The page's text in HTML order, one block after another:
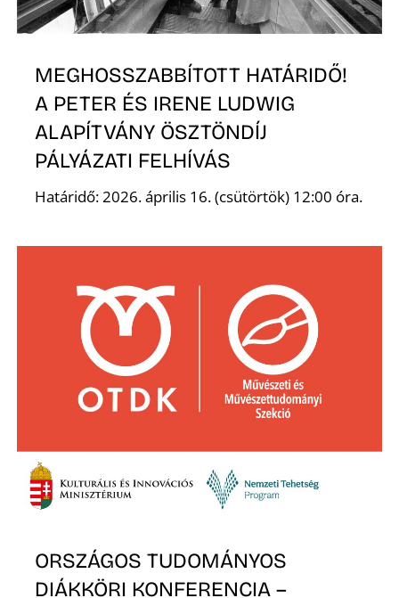
MEGHOSSZABBÍTOTT HATÁRIDŐ!
A PETER ÉS IRENE LUDWIG
ALAPÍTVÁNY ÖSZTÖNDÍJ
PÁLYÁZATI FELHÍVÁS
Határidő: 2026. április 16. (csütörtök) 12:00 óra.
ORSZÁGOS TUDOMÁNYOS
DIÁKKÖRI KONFERENCIA –